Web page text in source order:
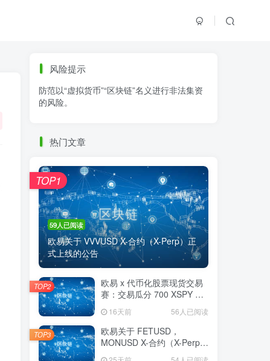
零基础学K线 链上交易
白皮书
火必公告
区块链科普
风险提示
防范以“虚拟货币”“区块链”名义进行非法集资
的风险。
热门文章
59人已阅读
欧易关于 VVVUSD X-合约（X-Perp）正
式上线的公告
TOP1
欧易 x 代币化股票现货交易
赛：交易瓜分 700 XSPY 奖
16天前 56人已阅读
TOP2
欧易关于 FETUSD，
MONUSD X-合约（X-Perp）
TOP3